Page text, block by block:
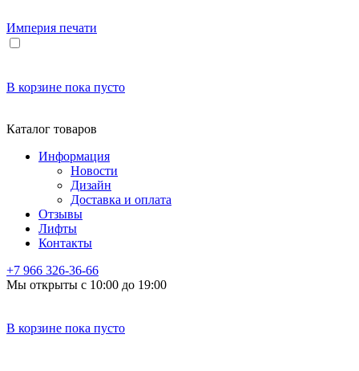
Империя печати
В корзине пока пусто
Каталог товаров
Информация
Новости
Дизайн
Доставка и оплата
Отзывы
Лифты
Контакты
+7 966 326-36-66
Мы открыты с 10:00 до 19:00
В корзине пока пусто